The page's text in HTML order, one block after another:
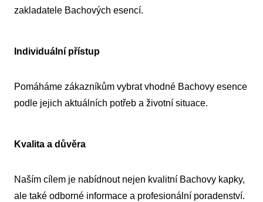
zakladatele Bachových esencí.
Individuální přístup
Pomáháme zákazníkům vybrat vhodné Bachovy esence
podle jejich aktuálních potřeb a životní situace.
Kvalita a důvěra
Naším cílem je nabídnout nejen kvalitní Bachovy kapky,
ale také odborné informace a profesionální poradenství.